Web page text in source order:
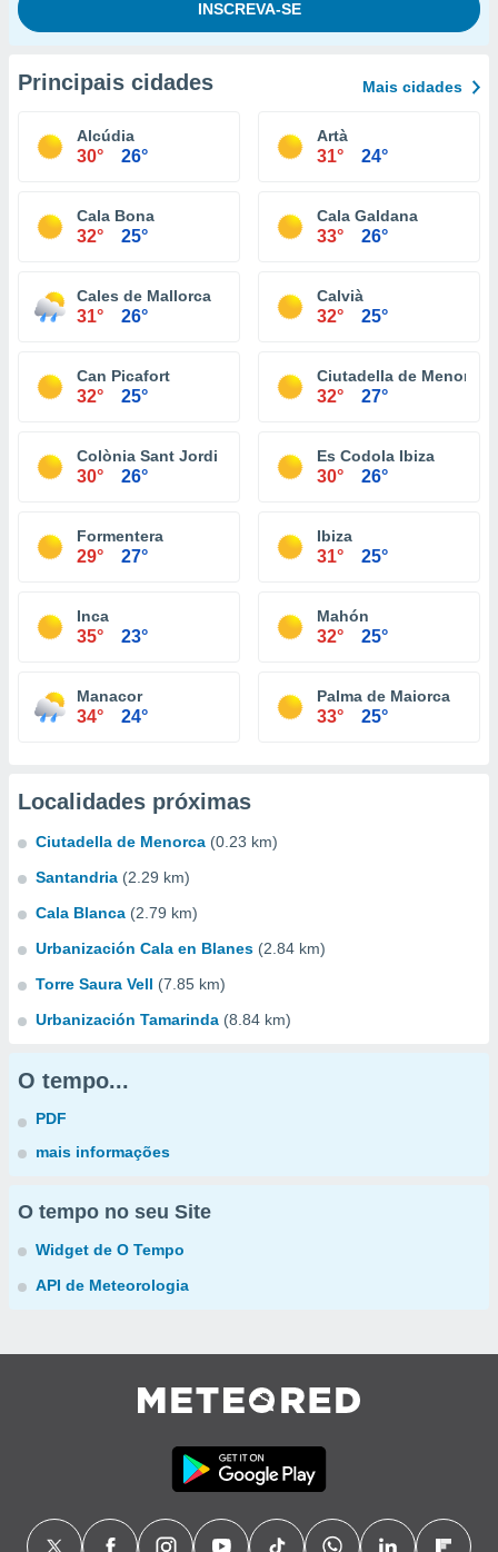
Principais cidades Mais cidades
Alcúdia
30° 26°
Artà
31° 24°
Cala Bona
32° 25°
Cala Galdana
33° 26°
Cales de Mallorca
31° 26°
Calvià
32° 25°
Can Picafort
32° 25°
Ciutadella de Menorca
32° 27°
Colònia Sant Jordi
30° 26°
Es Codola Ibiza
30° 26°
Formentera
29° 27°
Ibiza
31° 25°
Inca
35° 23°
Mahón
32° 25°
Manacor
34° 24°
Palma de Maiorca
33° 25°
Localidades próximas
Ciutadella de Menorca (0.23 km)
Santandria (2.29 km)
Cala Blanca (2.79 km)
Urbanización Cala en Blanes (2.84 km)
Torre Saura Vell (7.85 km)
Urbanización Tamarinda (8.84 km)
O tempo...
PDF
mais informações
O tempo no seu Site
Widget de O Tempo
API de Meteorologia